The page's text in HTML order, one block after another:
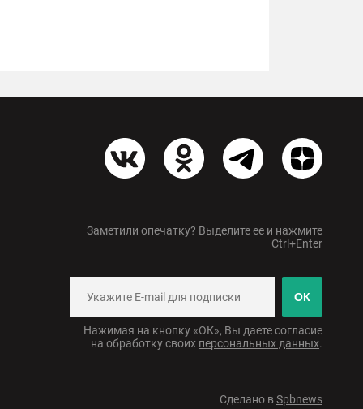
Заметили опечатку? Выделите ее и нажмите
Ctrl+Enter
ОК
Нажимая на кнопку «ОК», Вы даете согласие
на обработку своих персональных данных.
Сделано вSpbnews